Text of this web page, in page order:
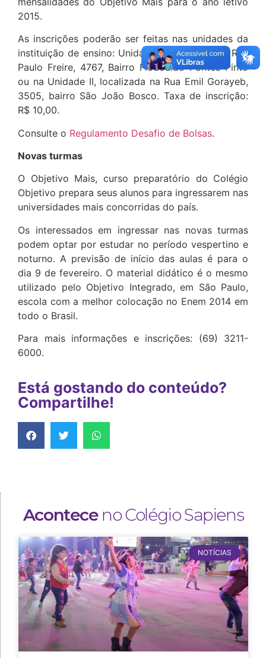
2015.
As inscrições poderão ser feitas nas unidades da
instituição de ensino: Unidade I, localizada na Rua
Paulo Freire, 4767, Bairro Flodoaldo Pontes Pinto
ou na Unidade II, localizada na Rua Emil Gorayeb,
3505, bairro São João Bosco. Taxa de inscrição:
R$ 10,00.
Consulte o Regulamento Desafio de Bolsas.
Novas turmas
O Objetivo Mais, curso preparatório do Colégio
Objetivo prepara seus alunos para ingressarem nas
universidades mais concorridas do país.
Os interessados em ingressar nas novas turmas
podem optar por estudar no período vespertino e
noturno. A previsão de início das aulas é para o
dia 9 de fevereiro. O material didático é o mesmo
utilizado pelo Objetivo Integrado, em São Paulo,
escola com a melhor colocação no Enem 2014 em
todo o Brasil.
Para mais informações e inscrições: (69) 3211-
6000.
Está gostando do conteúdo?
Compartilhe!
Aconteceno Colégio Sapiens
NOTÍCIAS